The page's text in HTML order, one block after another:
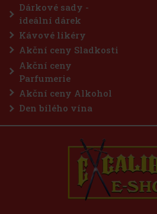
Dárkové sady -
ideální dárek
Kávové likéry
Akční ceny Sladkosti
Akční ceny
Parfumerie
Akční ceny Alkohol
Den bílého vína